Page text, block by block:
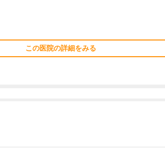
この医院の詳細をみる